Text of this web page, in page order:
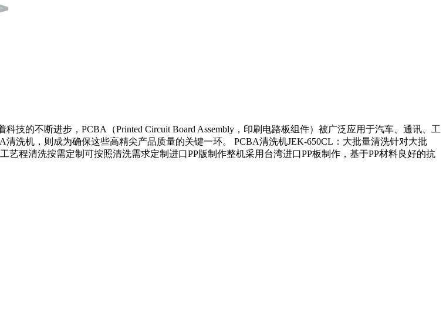
技的不断进步，PCBA（Printed Circuit Board Assembly，印刷电路板组件）被广泛应用于汽车、通讯、工
洗机，则成为确保这些高精尖产品质量的关键一环。 PCBA清洗机JEK-650CL：大批量清洗针对大批
程清洗按需定制可按照清洗需求定制进口PP版制作整机采用台湾进口PP板制作，基于PP材料良好的抗